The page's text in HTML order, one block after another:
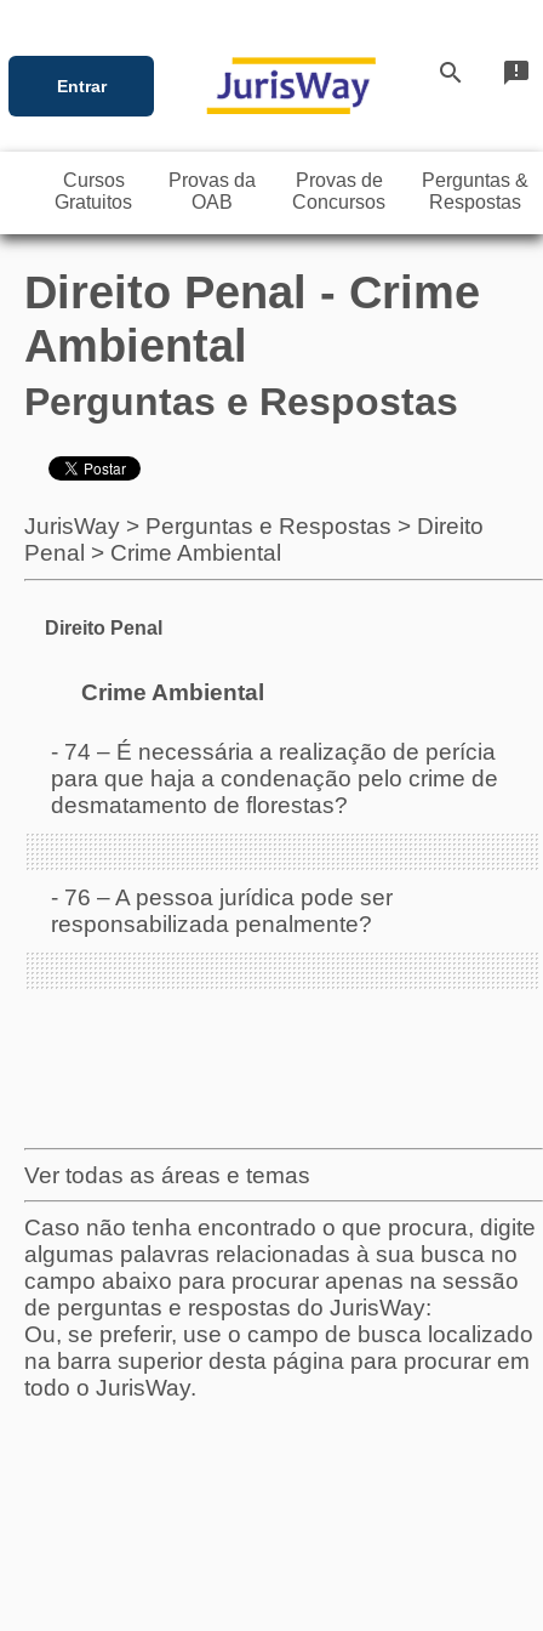
Entrar search announcement
Cursos
Gratuitos
Provas da
OAB
Provas de
Concursos
Perguntas &
Respostas
Direito Penal - Crime
Ambiental
Perguntas e Respostas
JurisWay > Perguntas e Respostas > Direito
Penal > Crime Ambiental
Direito Penal
Crime Ambiental
- 74 – É necessária a realização de perícia
para que haja a condenação pelo crime de
desmatamento de florestas?
- 76 – A pessoa jurídica pode ser
responsabilizada penalmente?
Ver todas as áreas e temas
Caso não tenha encontrado o que procura, digite
algumas palavras relacionadas à sua busca no
campo abaixo para procurar apenas na sessão
de perguntas e respostas do JurisWay:
Ou, se preferir, use o campo de busca localizado
na barra superior desta página para procurar em
todo o JurisWay.